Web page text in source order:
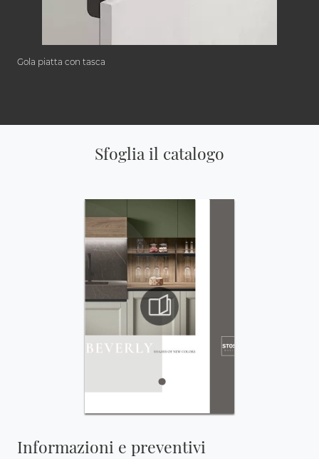
Gola piatta con tasca
Sfoglia il catalogo
Informazioni e preventivi